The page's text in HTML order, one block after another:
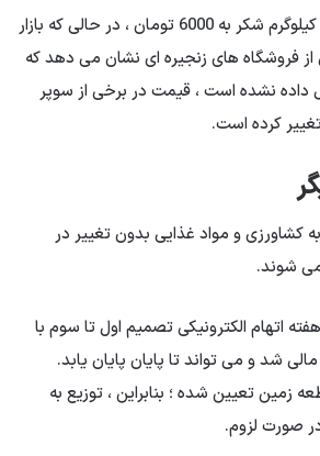
پس از تعیین قیمت هر کیلوگرم شکر به 6000 تومان ، در حالی که بازار
فروشگاه های زنجیره ای نشان می دهد که
نشده است ، قیمت در برخی از سوپر
کشاورزی و مواد غذایی بدون تغییر در
شوند.
اتهام الکترونیکی تصمیم اول تا سوم با
مالی شد و می تواند تا پایان پایان یابد.
زمین تعیین شده ؛ بنابراین ، توزیع به
صورت لزوم.